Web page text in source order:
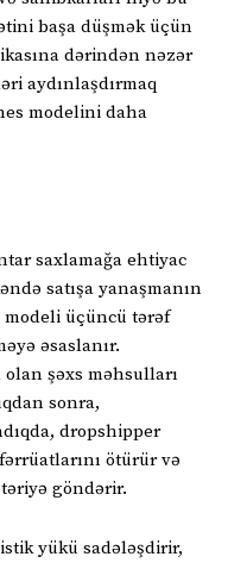
başa düşmək üçün
dərindən nəzər
aydınlaşdırmaq
modelini daha
saxlamağa ehtiyac
satışa yanaşmanın
modeli üçüncü tərəf
əsaslanır.
şəxs məhsulları
sonra,
dropshipper
ötürür və
göndərir.
yükü sadələşdirir,